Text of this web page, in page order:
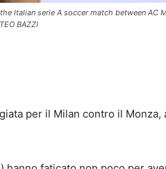
Italian serie A soccer match between AC
BAZZI
per il Milan contro il Monza,